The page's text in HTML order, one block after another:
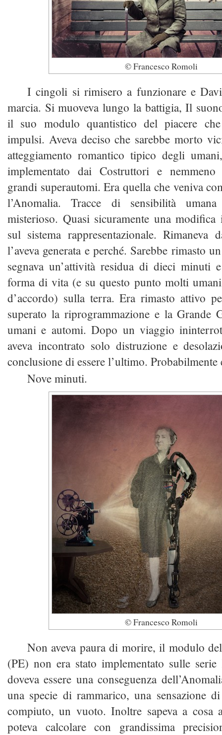
© Francesco Romoli
I cingoli si rimisero a funzionare e
marcia. Si muoveva lungo la battigia, Il
il suo modulo quantistico del piacere che
impulsi. Aveva deciso che sarebbe morto
atteggiamento romantico tipico degli
implementato dai Costruttori e
grandi superautomi. Era quella che veniva
l’Anomalia. Tracce di sensibilità
misterioso. Quasi sicuramente una
sul sistema rappresentazionale. Rimaneva
l’aveva generata e perché. Sarebbe rimasto
segnava un’attività residua di dieci minuti
forma di vita (e su questo punto molti
d’accordo) sulla terra. Era rimasto attivo
superato la riprogrammazione e la Grande
umani e automi. Dopo un viaggio
aveva incontrato solo distruzione e
conclusione di essere l’ultimo. Probabilmente
Nove minuti.
© Francesco Romoli
Non aveva paura di morire, il modulo
(PE) non era stato implementato sulle
doveva essere una conseguenza
una specie di rammarico, una sensazione
compiuto, un vuoto. Inoltre sapeva a cosa
poteva calcolare con grandissima